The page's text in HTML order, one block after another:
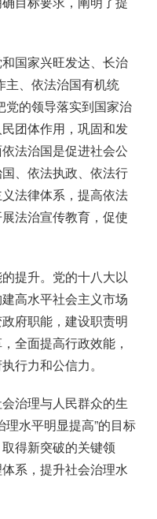
国家兴旺发达、长治
主、依法治国有机统
党的领导落实到国家治
团体作用，巩固和发
法治国是促进社会公
、依法执政、依法行
法律体系，提高依法
法治宣传教育，促使
提升。党的十八大以
高水平社会主义市场
府职能，建设职责明
全面提高行政效能，
行力和公信力。
治理与人民群众的生
水平明显提高”的目标
得新突破的关键领
系，提升社会治理水